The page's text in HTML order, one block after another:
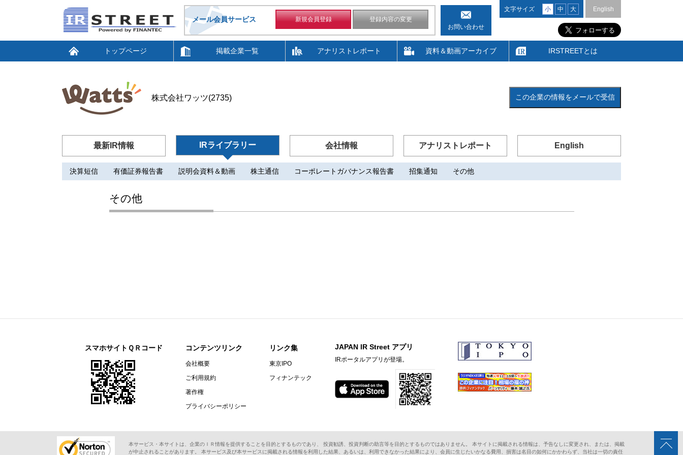
メール会員サービス 新規会員登録
登録内容の変更
お問い合わせ
文字サイズ 小 中 大 English
トップページ 掲載企業一覧 アナリストレポート 資料＆動画アーカイブ IRSTREETとは
株式会社ワッツ(2735) この企業の情報をメールで受信
最新IR情報 IRライブラリー 会社情報 アナリストレポート English
決算短信 有価証券報告書 説明会資料＆動画 株主通信 コーポレートガバナンス報告書 招集通知 その他
その他
スマホサイトＱＲコード コンテンツリンク
会社概要
ご利用規約
著作権
プライバシーポリシー
リンク集
東京IPO
フィナンテック
JAPAN IR Street アプリ
IRポータルアプリが登場。
本サービス・本サイトは、企業のＩＲ情報を提供することを目的とするものであり、 投資勧誘、投資判断の助言等を目的とするものではありません。 本サイトに掲載される情報は、予告なしに変更され、または、掲載
が中止されることがあります。 本サービス及び本サービスに掲載される情報を利用した結果、あるいは、利用できなかった結果により、会員に生じたいかなる費用、損害は名目の如何にかかわらず、当社は一切の責任